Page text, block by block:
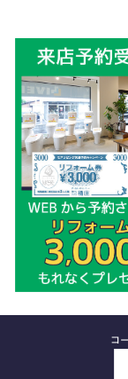
コ